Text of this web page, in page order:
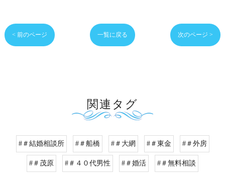
< 前のページ 一覧に戻る 次のページ >
関連タグ
#＃結婚相談所 #＃船橋 #＃大網 #＃東金 #＃外房
#＃茂原 #＃４０代男性 #＃婚活 #＃無料相談